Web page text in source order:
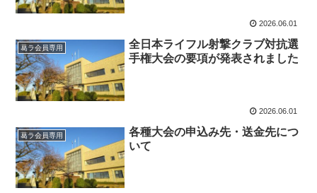
2026.06.01
葛ラ会員専用
全日本ライフル射撃クラブ対抗選
手権大会の要項が発表されました
2026.06.01
葛ラ会員専用
各種大会の申込み先・送金先につ
いて